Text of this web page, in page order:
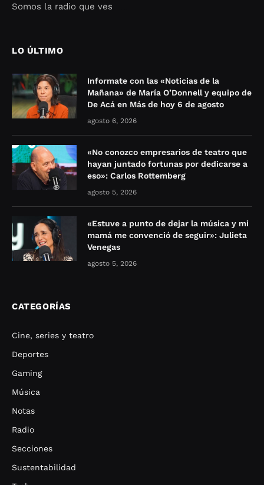
Somos la radio que ves
LO ÚLTIMO
Informate con las «Noticias de la
Mañana» de María O’Donnell y equipo de
De Acá en Más de hoy 6 de agosto
agosto 6, 2026
«No conozco empresarios de teatro que
hayan juntado fortunas por dedicarse a
eso»: Carlos Rottemberg
agosto 5, 2026
«Estuve a punto de dejar la música y mi
mamá me convenció de seguir»: Julieta
Venegas
agosto 5, 2026
CATEGORÍAS
Cine, series y teatro
Deportes
Gaming
Música
Notas
Radio
Secciones
Sustentabilidad